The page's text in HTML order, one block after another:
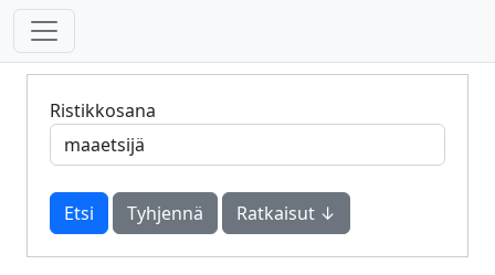
Ristikkosana
Tyhjennä Ratkaisut ↓